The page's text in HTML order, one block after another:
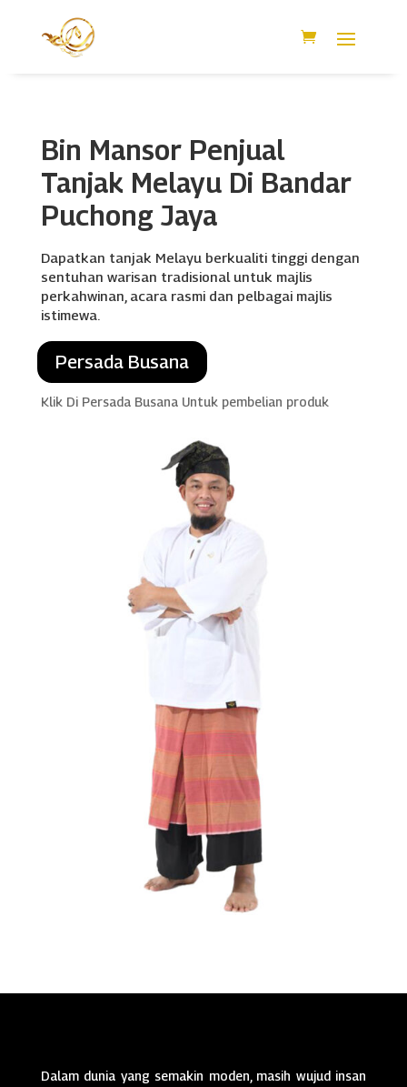
Bin Mansor Penjual
Tanjak Melayu Di Bandar
Puchong Jaya
Dapatkan tanjak Melayu berkualiti tinggi dengan
sentuhan warisan tradisional untuk majlis
perkahwinan, acara rasmi dan pelbagai majlis
istimewa.
Persada Busana
Klik Di Persada Busana Untuk pembelian produk
Dalam dunia yang semakin moden, masih wujud insan